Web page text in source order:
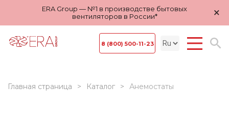
ERA Group — №1 в производстве бытовых
вентиляторов в России*
×
8 (800) 500-11-23
Главная страница Каталог Анемостаты